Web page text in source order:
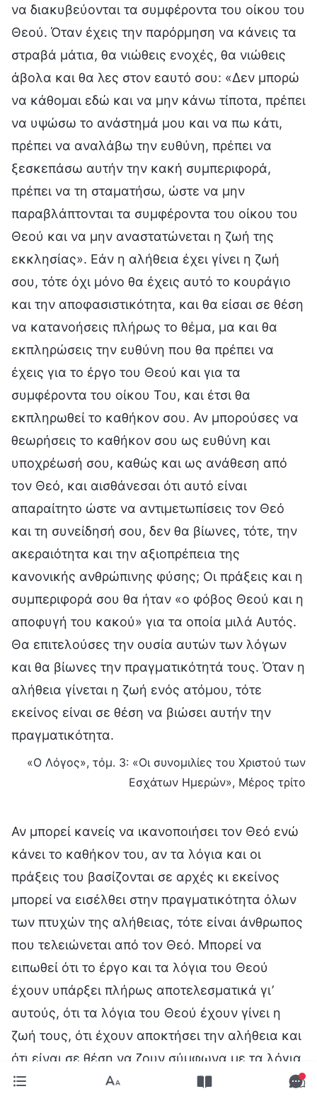
να διακυβεύονται τα συμφέροντα του οίκου του
Θεού. Όταν έχεις την παρόρμηση να κάνεις τα
στραβά μάτια, θα νιώθεις ενοχές, θα νιώθεις
άβολα και θα λες στον εαυτό σου: «Δεν μπορώ
να κάθομαι εδώ και να μην κάνω τίποτα, πρέπει
να υψώσω το ανάστημά μου και να πω κάτι,
πρέπει να αναλάβω την ευθύνη, πρέπει να
ξεσκεπάσω αυτήν την κακή συμπεριφορά,
πρέπει να τη σταματήσω, ώστε να μην
παραβλάπτονται τα συμφέροντα του οίκου του
Θεού και να μην αναστατώνεται η ζωή της
εκκλησίας». Εάν η αλήθεια έχει γίνει η ζωή
σου, τότε όχι μόνο θα έχεις αυτό το κουράγιο
και την αποφασιστικότητα, και θα είσαι σε θέση
να κατανοήσεις πλήρως το θέμα, μα και θα
εκπληρώσεις την ευθύνη που θα πρέπει να
έχεις για το έργο του Θεού και για τα
συμφέροντα του οίκου Του, και έτσι θα
εκπληρωθεί το καθήκον σου. Αν μπορούσες να
θεωρήσεις το καθήκον σου ως ευθύνη και
υποχρέωσή σου, καθώς και ως ανάθεση από
τον Θεό, και αισθάνεσαι ότι αυτό είναι
απαραίτητο ώστε να αντιμετωπίσεις τον Θεό
και τη συνείδησή σου, δεν θα βίωνες, τότε, την
ακεραιότητα και την αξιοπρέπεια της
κανονικής ανθρώπινης φύσης; Οι πράξεις και η
συμπεριφορά σου θα ήταν «ο φόβος Θεού και η
αποφυγή του κακού» για τα οποία μιλά Αυτός.
Θα επιτελούσες την ουσία αυτών των λόγων
και θα βίωνες την πραγματικότητά τους. Όταν η
αλήθεια γίνεται η ζωή ενός ατόμου, τότε
εκείνος είναι σε θέση να βιώσει αυτήν την
πραγματικότητα.
«Ο Λόγος», τόμ. 3: «Οι συνομιλίες του Χριστού των
Εσχάτων Ημερών», Μέρος τρίτο
Αν μπορεί κανείς να ικανοποιήσει τον Θεό ενώ
κάνει το καθήκον του, αν τα λόγια και οι
πράξεις του βασίζονται σε αρχές κι εκείνος
μπορεί να εισέλθει στην πραγματικότητα όλων
των πτυχών της αλήθειας, τότε είναι άνθρωπος
που τελειώνεται από τον Θεό. Μπορεί να
ειπωθεί ότι το έργο και τα λόγια του Θεού
έχουν υπάρξει πλήρως αποτελεσματικά γι’
αυτούς, ότι τα λόγια του Θεού έχουν γίνει η
ζωή τους, ότι έχουν αποκτήσει την αλήθεια και
ότι είναι σε θέση να ζουν σύμφωνα με τα λόγια
του Θεού. Κατόπιν τούτου, η φύση της σάρκας